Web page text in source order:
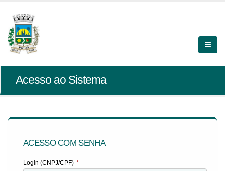
Acesso ao Sistema
ACESSO COM SENHA
Login (CNPJ/CPF) *